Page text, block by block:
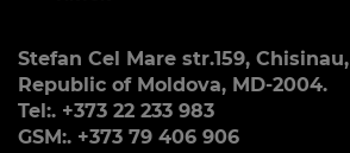
Stefan Cel Mare str.159, Chisinau,
Republic of Moldova, MD-2004.
Tel:. +373 22 233 983
GSM:. +373 79 406 906